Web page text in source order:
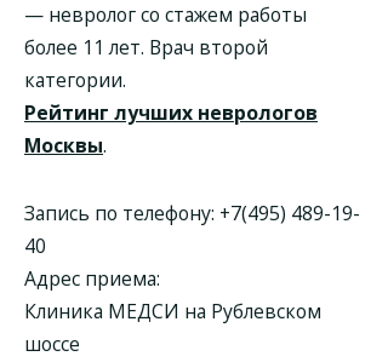
— невролог со стажем работы
более 11 лет. Врач второй
категории.
Рейтинг лучших неврологов
Москвы.
Запись по телефону: +7(495) 489-19-
40
Адрес приема:
Клиника МЕДСИ на Рублевском
шоссе